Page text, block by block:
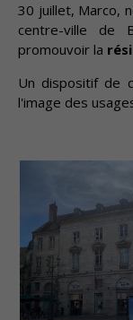
30 juillet, Marco,
centre-ville de
promouvoir la
Un dispositif de
l'image des